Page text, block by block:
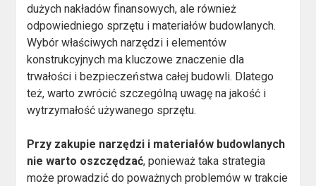
dużych nakładów finansowych, ale również
odpowiedniego sprzętu i materiałów budowlanych.
Wybór właściwych narzędzi i elementów
konstrukcyjnych ma kluczowe znaczenie dla
trwałości i bezpieczeństwa całej budowli. Dlatego
też, warto zwrócić szczególną uwagę na jakość i
wytrzymałość używanego sprzętu.
Przy zakupie narzędzi i materiałów budowlanych
nie warto oszczędzać, ponieważ taka strategia
może prowadzić do poważnych problemów w trakcie